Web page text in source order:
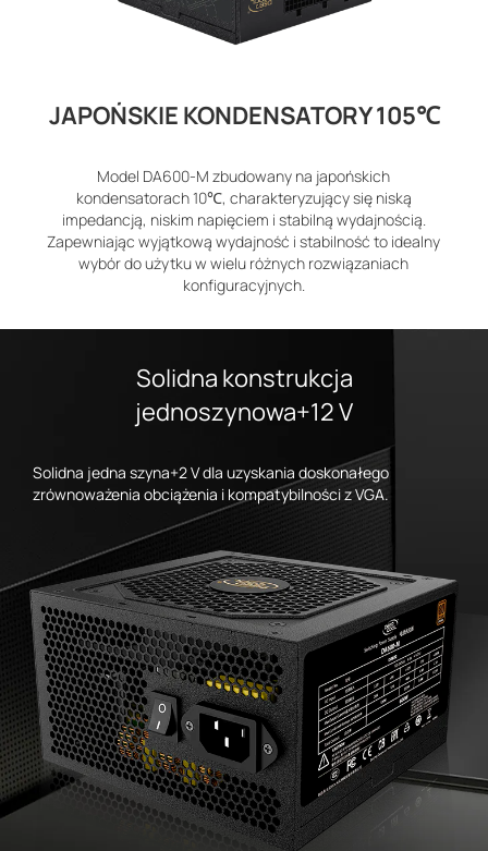
JAPOŃSKIE KONDENSATORY 105℃
Model DA600-M zbudowany na japońskich
kondensatorach 10℃, charakteryzujący się niską
impedancją, niskim napięciem i stabilną wydajnością.
Zapewniając wyjątkową wydajność i stabilność to idealny
wybór do użytku w wielu różnych rozwiązaniach
konfiguracyjnych.
Solidna konstrukcja
jednoszynowa+12 V
Solidna jedna szyna+2 V dla uzyskania doskonałego
zrównoważenia obciążenia i kompatybilności z VGA.